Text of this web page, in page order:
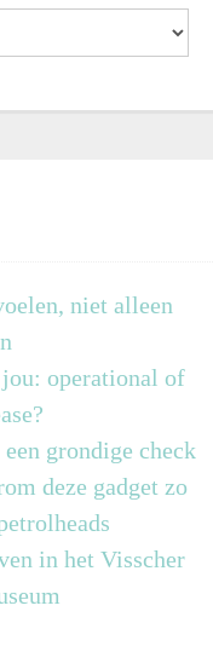
niet alleen
operational of
grondige check
deze gadget zo
in het Visscher